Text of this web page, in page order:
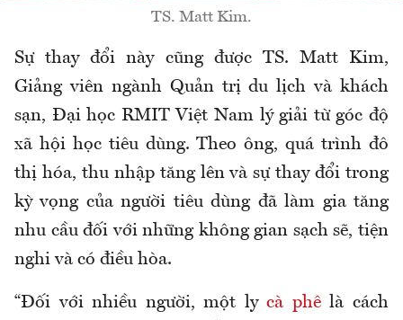
TS. Matt Kim.
Sự thay đổi này cũng được TS. Matt Kim,
Giảng viên ngành Quản trị du lịch và khách
sạn, Đại học RMIT Việt Nam lý giải từ góc độ
xã hội học tiêu dùng. Theo ông, quá trình đô
thị hóa, thu nhập tăng lên và sự thay đổi trong
kỳ vọng của người tiêu dùng đã làm gia tăng
nhu cầu đối với những không gian sạch sẽ, tiện
nghi và có điều hòa.
“Đối với nhiều người, một lycà phêlà cách